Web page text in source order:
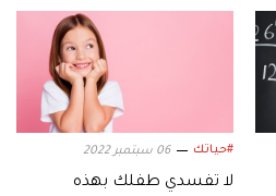
#حياتك 06 سبتمبر 2022
لا تفسدي طفلك بهذه